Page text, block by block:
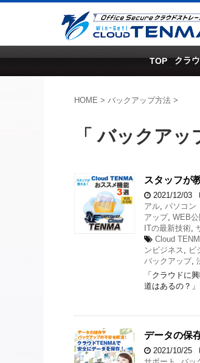
TOP クラ
HOME > バックアップ方法 >
「 バックア
スタッフが
2021/12/03
アル, パソコン
アップ, WEB公
ITの最新技術,
Cloud
ンビジネス , ビ
バックアップ,
「クラウドに
道はあるの？
データの保
2021/10/25